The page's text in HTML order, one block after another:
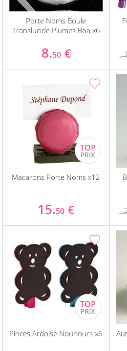
Porte Noms Boule
Translucide Plumes Boa x6
8.50 €
Macarons Porte Noms x12
15.50 €
Pinces Ardoise Nounours x6